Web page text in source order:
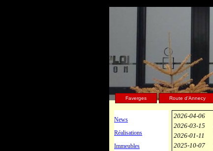
News
Réalisations
Immeubles
Faverges Route d'Annecy
2026-04-06
2026-03-15
2026-01-11
2025-10-07